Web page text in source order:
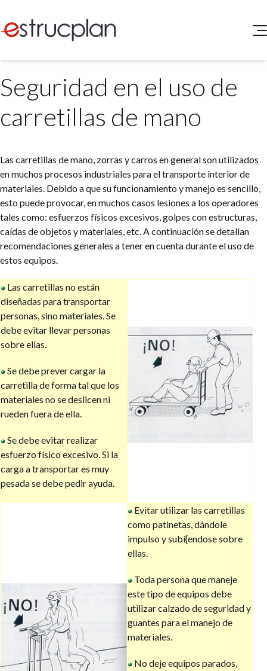
SERVICIOS
Higiene y Seguridad
Medio Ambiente
NOVEDADES
INGRESAR
Buscador de Legislación
Matriz Premium
Matriz Profesional
Seguridad en el uso de
carretillas de mano
Las carretillas de mano, zorras y carros en general son utilizados
en muchos procesos industriales para el transporte interior de
materiales. Debido a que su funcionamiento y manejo es sencillo,
esto puede provocar, en muchos casos lesiones a los operadores
tales como: esfuerzos físicos excesivos, golpes con estructuras,
caídas de objetos y materiales, etc. A continuación se detallan
recomendaciones generales a tener en cuenta durante el uso de
estos equipos.
Las carretillas no están
diseñadas para transportar
personas, sino materiales. Se
debe evitar llevar personas
sobre ellas.
Se debe prever cargar la
carretilla de forma tal que los
materiales no se deslicen ni
rueden fuera de ella.
Se debe evitar realizar
esfuerzo físico excesivo. Si la
carga a transportar es muy
pesada se debe pedir ayuda.
Evitar utilizar las carretillas
como patinetas, dándole
impulso y subí{endose sobre
ellas.
Toda persona que maneje
este tipo de equipos debe
utilizar calzado de seguridad y
guantes para el manejo de
materiales.
No deje equipos parados,